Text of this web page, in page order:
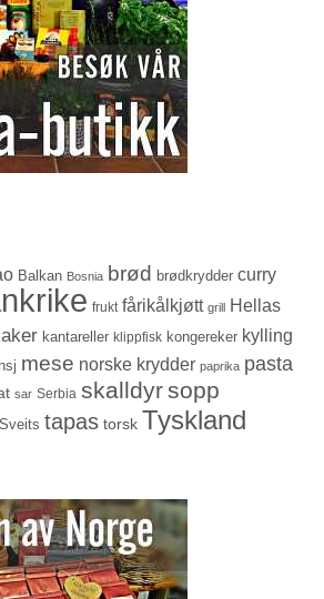
Balkan Bosnia brød brødkrydder curry
frukt fårikålkjøtt grill Hellas
kantareller klippfisk kongereker kylling
mese norske krydder paprika pasta
sar Serbia skalldyrsopp
Sveits tapas torsk Tyskland